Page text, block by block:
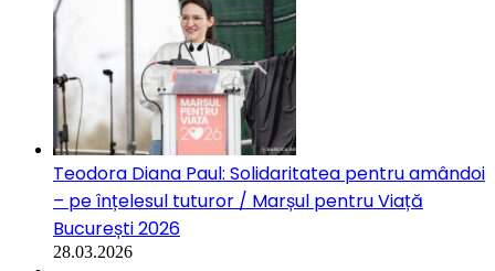
Teodora Diana Paul: Solidaritatea pentru amândoi
– pe înțelesul tuturor / Marșul pentru Viață
București 2026
28.03.2026